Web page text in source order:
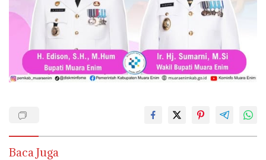
Baca Juga